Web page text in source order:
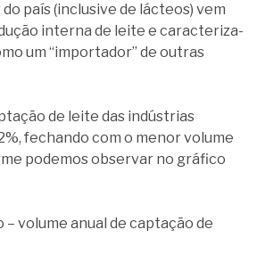
país (inclusive de lácteos) vem
interna de leite e caracteriza-
um “importador” de outras
de leite das indústrias
fechando com o menor volume
podemos observar no gráfico
– volume anual de captação de